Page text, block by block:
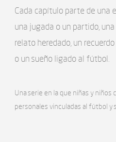
Cada capítulo parte de una
una jugada o un partido,
relato heredado, un
o un sueño ligado al fútbol.
Una serie en la que niñas y
personales vinculadas al fútbol y